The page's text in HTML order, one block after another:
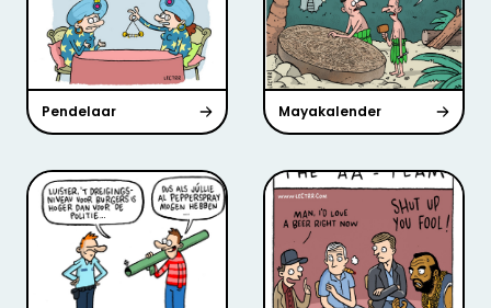
Pendelaar Mayakalender